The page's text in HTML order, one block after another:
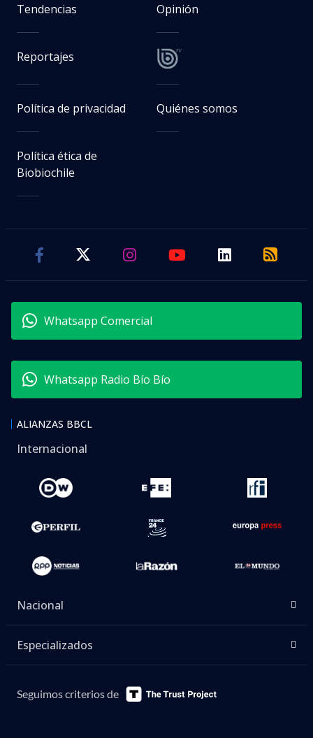
Tendencias Opinión
Reportajes
Política de privacidad Quiénes somos
Política ética de
Biobiochile
Whatsapp Comercial
Whatsapp Radio Bío Bío
ALIANZAS BBCL
Internacional
Nacional
Especializados
Seguimos criterios de